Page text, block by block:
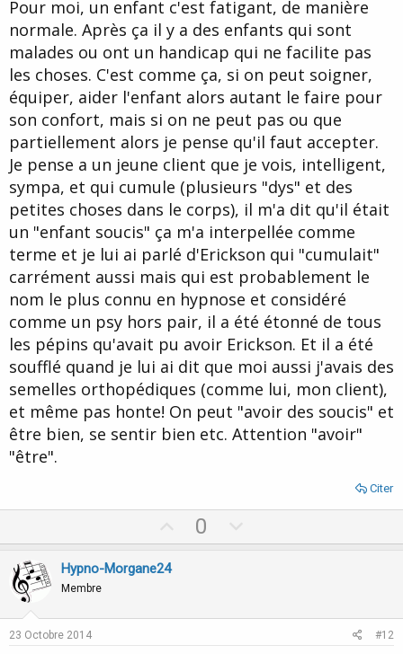
Pour moi, un enfant c'est fatigant, de manière
normale. Après ça il y a des enfants qui sont
malades ou ont un handicap qui ne facilite pas
les choses. C'est comme ça, si on peut soigner,
équiper, aider l'enfant alors autant le faire pour
son confort, mais si on ne peut pas ou que
partiellement alors je pense qu'il faut accepter.
Je pense a un jeune client que je vois, intelligent,
sympa, et qui cumule (plusieurs "dys" et des
petites choses dans le corps), il m'a dit qu'il était
un "enfant soucis" ça m'a interpellée comme
terme et je lui ai parlé d'Erickson qui "cumulait"
carrément aussi mais qui est probablement le
nom le plus connu en hypnose et considéré
comme un psy hors pair, il a été étonné de tous
les pépins qu'avait pu avoir Erickson. Et il a été
soufflé quand je lui ai dit que moi aussi j'avais des
semelles orthopédiques (comme lui, mon client),
et même pas honte! On peut "avoir des soucis" et
être bien, se sentir bien etc. Attention "avoir"
"être".
Citer
p
t
0
o
v
Hypno-Morgane24
Membre
23 Octobre 2014 #12